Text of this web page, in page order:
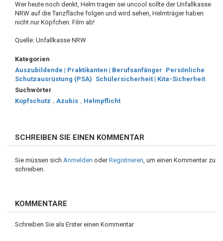
Wer heute noch denkt, Helm tragen sei uncool sollte der Unfallkasse
NRW auf die Tanzfläche folgen und wird sehen, Helmträger haben
nicht nur Köpfchen. Film ab!
Quelle: Unfallkasse NRW
Kategorien
Auszubildende | Praktikanten | Berufsanfänger Persönliche
Schutzausrüstung (PSA) Schülersicherheit | Kita-Sicherheit
Suchwörter
Kopfschutz , Azubis , Helmpflicht
SCHREIBEN SIE EINEN KOMMENTAR
Sie müssen sich Anmelden oderRegistrieren, um einen Kommentar zu
schreiben.
KOMMENTARE
Schreiben Sie als Erster einen Kommentar